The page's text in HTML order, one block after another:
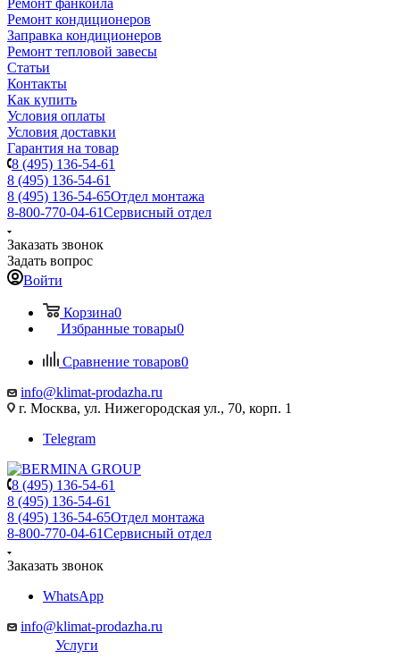
Ремонт фанкойла
Ремонт кондиционеров
Заправка кондиционеров
Ремонт тепловой завесы
Статьи
Контакты
Как купить
Условия оплаты
Условия доставки
Гарантия на товар
8 (495) 136-54-61
8 (495) 136-54-61
8 (495) 136-54-65Отдел монтажа
8-800-770-04-61Сервисный отдел
Заказать звонок
Задать вопрос
Войти
Корзина0
Избранные товары0
Сравнение товаров0
info@klimat-prodazha.ru
г. Москва, ул. Нижегородская ул., 70, корп. 1
Telegram
8 (495) 136-54-61
8 (495) 136-54-61
8 (495) 136-54-65Отдел монтажа
8-800-770-04-61Сервисный отдел
Заказать звонок
WhatsApp
info@klimat-prodazha.ru
Услуги